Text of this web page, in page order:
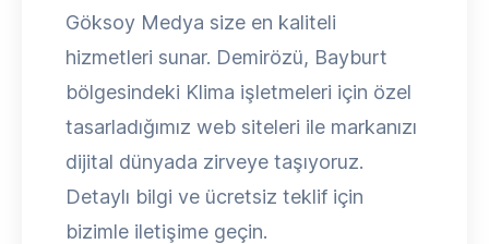
Göksoy Medya size en kaliteli
hizmetleri sunar. Demirözü, Bayburt
bölgesindeki Klima işletmeleri için özel
tasarladığımız web siteleri ile markanızı
dijital dünyada zirveye taşıyoruz.
Detaylı bilgi ve ücretsiz teklif için
bizimle iletişime geçin.